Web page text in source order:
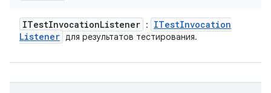
ITestInvocationListener : ITestInvocation
Listener для результатов тестирования.